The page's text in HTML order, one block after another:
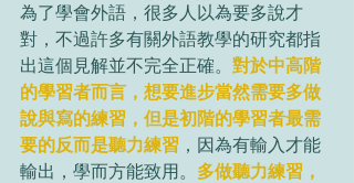
為了學會外語，很多人以為要多說才
對，不過許多有關外語教學的研究都指
出這個見解並不完全正確。 對於中高階
的學習者而言，想要進步當然需要多做
說與寫的練習，但是初階的學習者最需
要的反而是聽力練習 ，因為有輸入才能
輸出，學而方能致用。 多做聽力練習，